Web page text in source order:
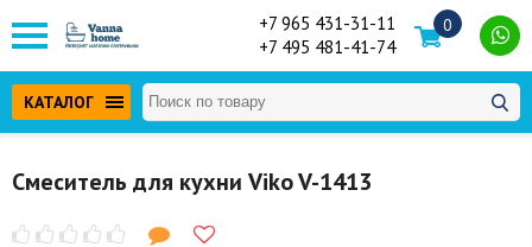
+7 965 431-31-11
+7 495 481-41-74
0
КАТАЛОГ
Смеситель для кухни Viko V-1413